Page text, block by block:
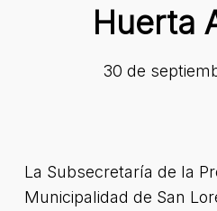
Huerta
30 de
La Subsecretaría de la
Municipalidad de San